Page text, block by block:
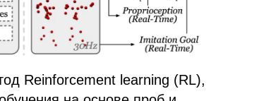
Reinforcement learning (RL),